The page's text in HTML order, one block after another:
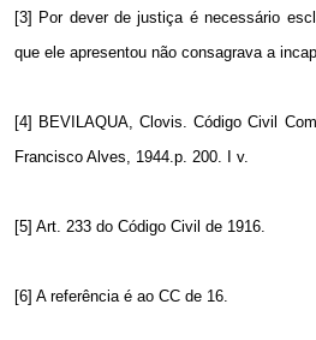
[3] Por dever de justiça é necessário
que ele apresentou não consagrava a
[4] BEVILAQUA, Clovis. Código Civil
Francisco Alves, 1944.p. 200. I v.
[5] Art. 233 do Código Civil de 1916.
[6] A referência é ao CC de 16.